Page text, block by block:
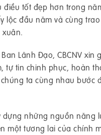
tốt đẹp hơn trong
lộc đầu năm và cùng
Lãnh Đạo, CBCNV xin
tự tin chinh phục, hoàn
ta cùng nhau bước
dựng những nguồn năng
một tương lai của chính